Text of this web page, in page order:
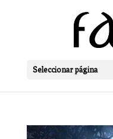
Seleccionar página